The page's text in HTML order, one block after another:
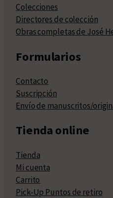
Colecciones
Directores de colección
Obras completas de José
Formularios
Contacto
Suscripción
Envío de manuscritos/
Tienda online
Tienda
Mi cuenta
Carrito
Pick-Up Puntos de retiro